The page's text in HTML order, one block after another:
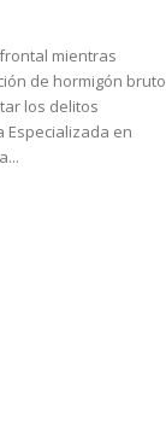
mientras
de hormigón bruto
los delitos
Especializada en